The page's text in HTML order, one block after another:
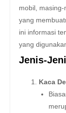
mobil,
yang
ini informasi
yang
Jenis-
Kaca